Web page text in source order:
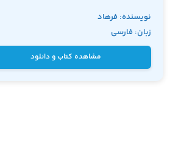
دارای قدرت بسیاری می باشد.
نویسنده: فرهاد
ایمانی
زبان: فارسی
مشاهده کتاب و دانلود